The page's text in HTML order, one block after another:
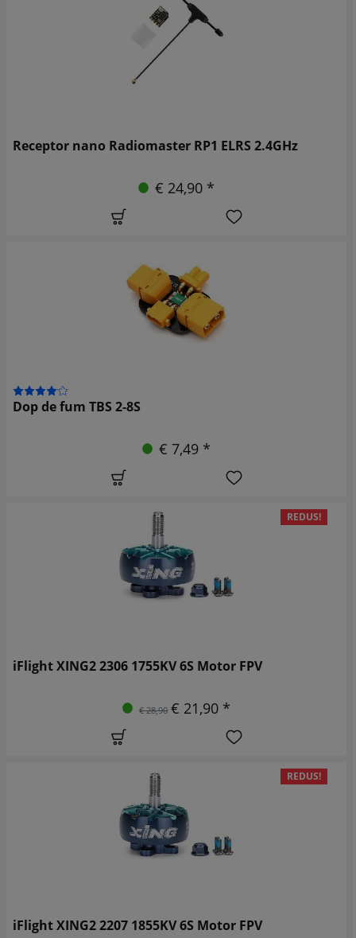
Receptor nano Radiomaster RP1 ELRS 2.4GHz
€ 24,90 *
Dop de fum TBS 2-8S
€ 7,49 *
REDUS!
iFlight XING2 2306 1755KV 6S Motor FPV
€ 28,90 € 21,90 *
REDUS!
iFlight XING2 2207 1855KV 6S Motor FPV